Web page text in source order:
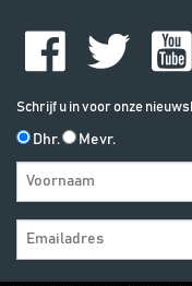
Schrijf u in voor onze
Dhr. Mevr.